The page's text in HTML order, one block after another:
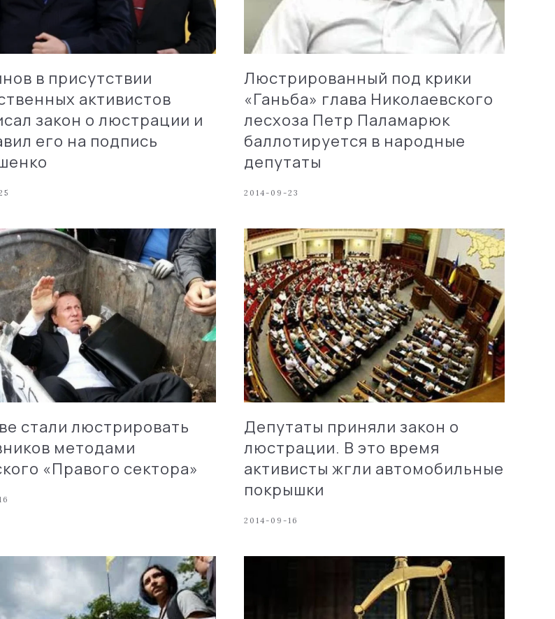
в присутствии
активистов
закон о люстрации и
его на подпись
Люстрированный под крики
«Ганьба» глава Николаевского
лесхоза Петр Паламарюк
баллотируется в народные
депутаты
2014-09-23
стали люстрировать
методами
«Правого сектора»
Депутаты приняли закон о
люстрации. В это время
активисты жгли автомобильные
покрышки
2014-09-16